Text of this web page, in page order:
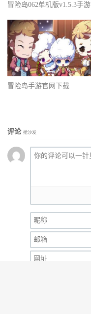
冒险岛062单机版v1.5.3手游
冒险岛手游官网下载
评论 抢沙发